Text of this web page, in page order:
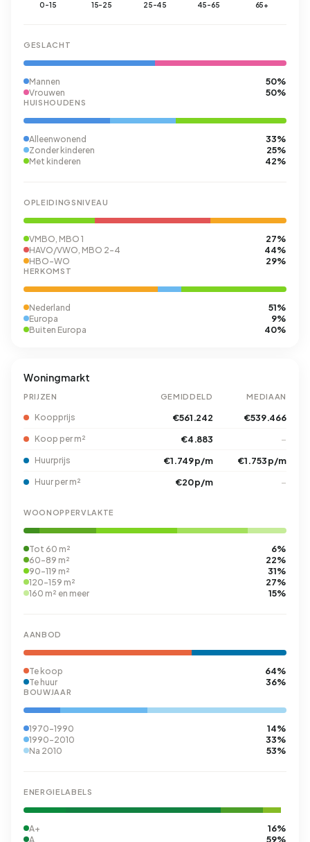
0-15 15-25 25-45 45-65 65+
GESLACHT
Mannen 50%
Vrouwen 50%
HUISHOUDENS
Alleenwonend 33%
Zonder kinderen 25%
Met kinderen 42%
OPLEIDINGSNIVEAU
VMBO, MBO 1 27%
HAVO/VWO, MBO 2-4 44%
HBO-WO 29%
HERKOMST
Nederland 51%
Europa 9%
Buiten Europa 40%
Woningmarkt
PRIJZEN GEMIDDELD MEDIAAN
Koopprijs €561.242 €539.466
Koop per m² €4.883 –
Huurprijs €1.749 p/m €1.753 p/m
Huur per m² €20 p/m –
WOONOPPERVLAKTE
Tot 60 m² 6%
60-89 m² 22%
90-119 m² 31%
120-159 m² 27%
160 m² en meer 15%
AANBOD
Te koop 64%
Te huur 36%
BOUWJAAR
1970-1990 14%
1990-2010 33%
Na 2010 53%
ENERGIELABELS
A+ 16%
A 59%